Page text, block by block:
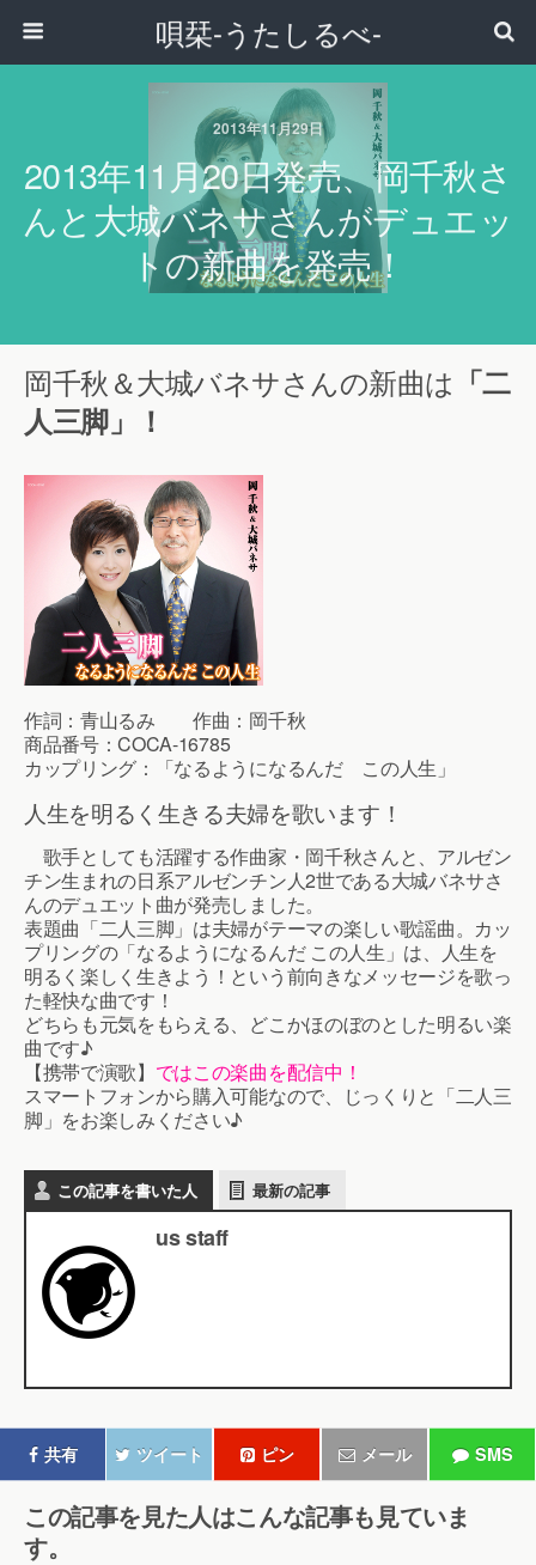
唄栞-うたしるべ-
2013年11月29日
2013年11月20日発売、岡千秋さ
んと大城バネサさんがデュエッ
トの新曲を発売！
岡千秋＆大城バネサさんの新曲は 「二
人三脚」！
作詞：青山るみ 作曲：岡千秋
商品番号：COCA-16785
カップリング：「なるようになるんだ この人生」
人生を明るく生きる夫婦を歌います！
歌手としても活躍する作曲家・岡千秋さんと、アルゼン
チン生まれの日系アルゼンチン人2世である大城バネサさ
んのデュエット曲が発売しました。
表題曲「二人三脚」は夫婦がテーマの楽しい歌謡曲。カッ
プリングの「なるようになるんだ この人生」は、人生を
明るく楽しく生きよう！という前向きなメッセージを歌っ
た軽快な曲です！
どちらも元気をもらえる、どこかほのぼのとした明るい楽
曲です♪
【携帯で演歌】 ではこの楽曲を配信中！
スマートフォンから購入可能なので、じっくりと「二人三
脚」をお楽しみください♪
この記事を書いた人 最新の記事
us staff
共有 ツイート ピン メール SMS
この記事を見た人はこんな記事も見ていま
す。